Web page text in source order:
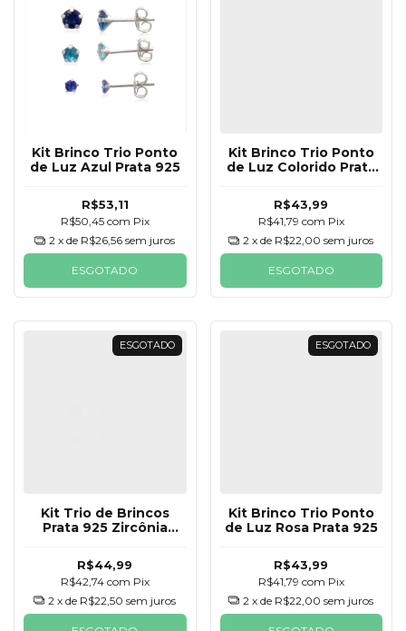
Kit Brinco Trio Ponto
de Luz Azul Prata 925
R$53,11
R$50,45 com Pix
2 x de R$26,56 sem juros
ESGOTADO
Kit Brinco Trio Ponto
de Luz Colorido Prata
R$43,99
R$41,79 com Pix
2 x de R$22,00 sem juros
ESGOTADO
ESGOTADO
Kit Trio de Brincos
Prata 925 Zircônia
R$44,99
R$42,74 com Pix
2 x de R$22,50 sem juros
ESGOTADO
Kit Brinco Trio Ponto
de Luz Rosa Prata 925
R$43,99
R$41,79 com Pix
2 x de R$22,00 sem juros